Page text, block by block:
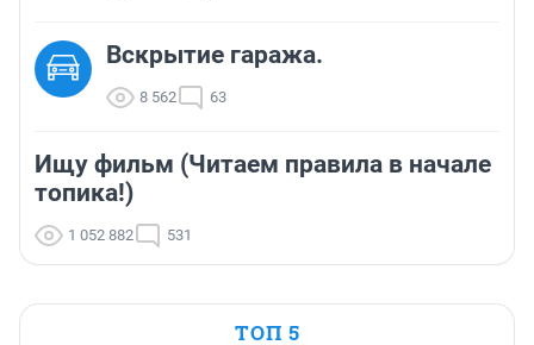
Вскрытие гаража.
8 562 63
Ищу фильм (Читаем правила в начале
топика!)
1 052 882 531
ТОП 5